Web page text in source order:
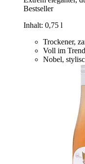
Bestseller
Inhalt: 0,75 l
Trockener,
Voll im
Nobel,